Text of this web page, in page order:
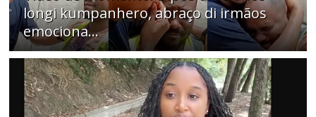
longi kumpanhero, abraço di irmãos
emociona…